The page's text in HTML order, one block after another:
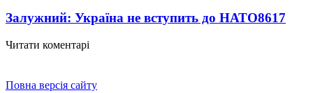
Залужний: Україна не вступить до НАТО8617
Читати коментарі
Повна версія сайту